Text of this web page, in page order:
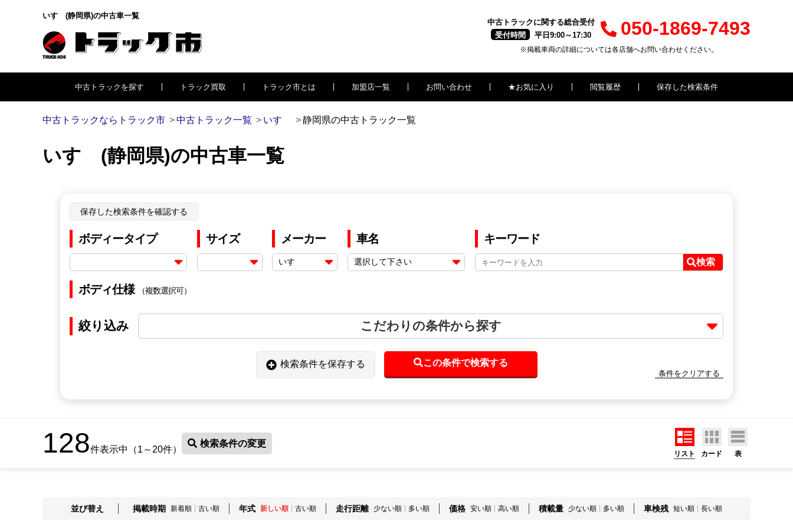
いすゞ(静岡県)の中古車一覧
中古トラックに関する総合受付
受付時間
平日9:00～17:30 050-1869-7493
※掲載車両の詳細については各店舗へお問い合わせください。
中古トラックを探す トラック買取 トラック市とは 加盟店一覧 お問い合わせ ★お気に入り 閲覧履歴 保存した検索条件
中古トラックならトラック市 中古トラック一覧 いすゞ 静岡県の中古トラック一覧
いすゞ(静岡県)の中古車一覧
保存した検索条件を確認する
ボディータイプ サイズ メーカー 車名 キーワード
検索
ボディ仕様 （複数選択可）
絞り込み こだわりの条件から探す
検索条件を保存する この条件で検索する
条件をクリアする
128件表示中（1～20件）
検索条件の変更
リスト カード 表
並び替え 掲載時期 新着順 古い順 年式 新しい順 古い順 走行距離 少ない順 多い順 価格 安い順 高い順 積載量 少ない順 多い順 車検残 短い順 長い順